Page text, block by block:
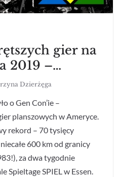
gier na
2019 –…
Dzierżęga
o Gen Con’ie –
planszowych w Ameryce.
rekord – 70 tysięcy
600 km od granicy
za dwa tygodnie
Spieltage SPIEL w Essen.